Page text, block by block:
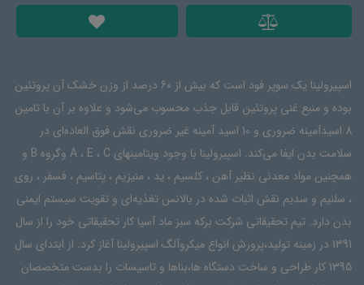
اسپیرولینا یک سوپر فود است که بیش از 60 درصد از وزن خشک آن پروتئین
بوده و منبع غنی پروتئین قابل جذب محسوب می‌شود و علاوه بر آن با تامین
8 اسیدآمینه ضروری و 10 اسید آمینه غیر ضروری نقش فوق العاده‌ای در
سلامت بدن ایفا می‌کند. اسپیرولینا با وجود ویتامینهای A ، E ، C وگروه B و
همچنین مواد معدنی نظیر آهن ، کلسیم ، ید ، منیزیم ، پتاسیم ، فسفر ، روی
، سلنیم و سدیم نقش اثبات شده در بالانس تغذیه‌ای و تقویت سیستم ایمنی
بدن دارد. تیم تحقیقاتی شرکت برکه سبز ماد آسیا کار تحقیقاتی خود را از سال
1391 در زمینه تولید،پرورش انواع میکروآلگ اسپیرولینا آغاز کرد. از ابتدای سال
1395 کار طراحی و ساخت دستگاه ها،بناها و تاسیسات را بدست متخصصان